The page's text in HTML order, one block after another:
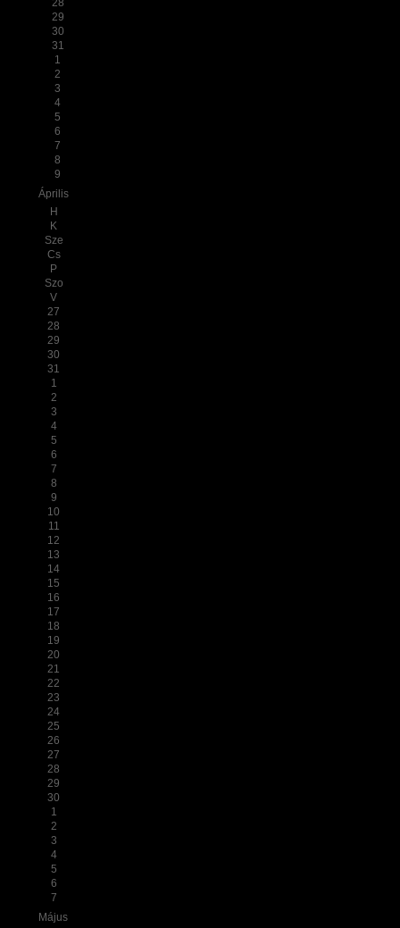
28
29
30
31
1
2
3
4
5
6
7
8
9
Április
H
K
Sze
Cs
P
Szo
V
27
28
29
30
31
1
2
3
4
5
6
7
8
9
10
11
12
13
14
15
16
17
18
19
20
21
22
23
24
25
26
27
28
29
30
1
2
3
4
5
6
7
Május